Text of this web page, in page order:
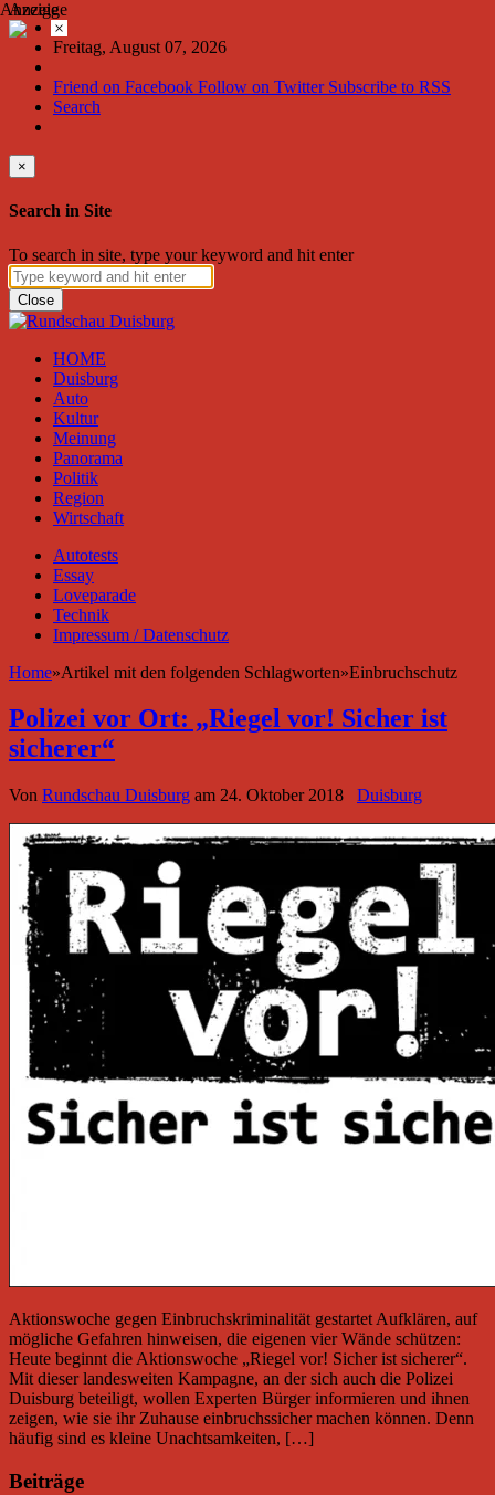
Freitag, August 07, 2026
Friend on Facebook Follow on Twitter Subscribe to RSS
Search
×
Search in Site
To search in site, type your keyword and hit enter
Close
HOME
Duisburg
Auto
Kultur
Meinung
Panorama
Politik
Region
Wirtschaft
Autotests
Essay
Loveparade
Technik
Impressum / Datenschutz
Home»Artikel mit den folgenden Schlagworten»Einbruchschutz
Polizei vor Ort: „Riegel vor! Sicher ist
sicherer“
Von Rundschau Duisburg am 24. Oktober 2018 Duisburg
Aktionswoche gegen Einbruchskriminalität gestartet Aufklären, auf
mögliche Gefahren hinweisen, die eigenen vier Wände schützen:
Heute beginnt die Aktionswoche „Riegel vor! Sicher ist sicherer“.
Mit dieser landesweiten Kampagne, an der sich auch die Polizei
Duisburg beteiligt, wollen Experten Bürger informieren und ihnen
zeigen, wie sie ihr Zuhause einbruchssicher machen können. Denn
häufig sind es kleine Unachtsamkeiten, […]
Beiträge
Anzeige
×
Anzeige